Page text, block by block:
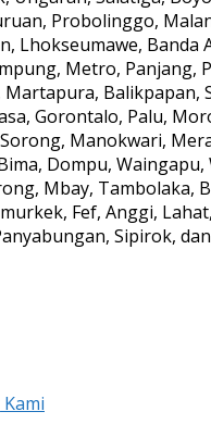
Probolinggo,
Lhokseumawe,
Metro, Panjang,
Balikpapan,
Gorontalo, Palu,
Manokwari,
Dompu,
Mbay, Tambolaka,
Fef, Anggi,
Sipirok,